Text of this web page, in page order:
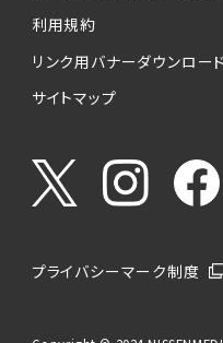
利用規約
リンク用バナーダウンロード
サイトマップ
プライバシーマーク制度